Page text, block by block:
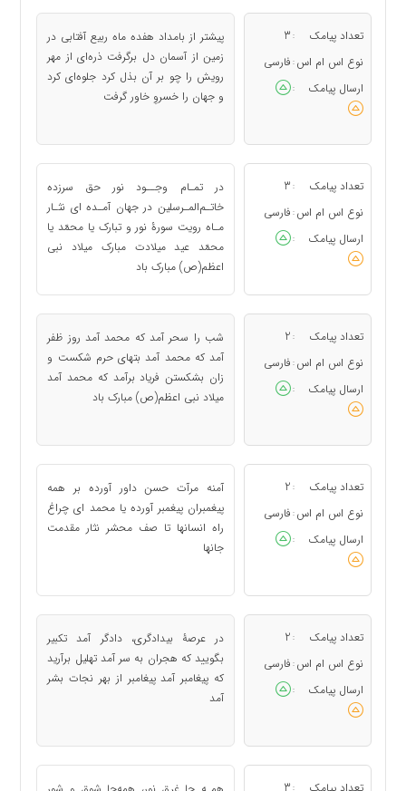
تعداد پیامک :
3
نوع اس ام اس : فارسی
ارسال پیامک
:
پیشتر از بامداد هفده ماه ربیع آفتابی در
زمین از آسمان دل برگرفت ذره‌ای از مهر
رویش را چو بر آن بذل کرد جلوه‌ای کرد
و جهان را خسروِ خاور گرفت
تعداد پیامک :
3
نوع اس ام اس : فارسی
ارسال پیامک
:
در تمـام وجــود نور حق سرزده
خاتـم‌المـرسلین در جهان آمـده ای نثـار
مـاه رویت سورۀ نور و تبارک یا محمّد یا
محمّد عید میلادت مبارک میلاد نبی
اعظم(ص) مبارک باد
تعداد پیامک :
2
نوع اس ام اس : فارسی
ارسال پیامک
:
شب را سحر آمد که محمد آمد روز ظفر
آمد که محمد آمد بتهای حرم شکست و
زان بشکستن فریاد برآمد که محمد آمد
میلاد نبی اعظم(ص) مبارک باد
تعداد پیامک :
2
نوع اس ام اس : فارسی
ارسال پیامک
:
آمنه مرآت حسن داور آورده بر همه
پیغمبران پیغمبر آورده یا محمد ای چراغ
راه انسانها تا صف محشر نثار مقدمت
جانها
تعداد پیامک :
2
نوع اس ام اس : فارسی
ارسال پیامک
:
در عرصۀ بیدادگری، دادگر آمد تکبیر
بگویید که هجران به سر آمد تهلیل برآرید
که پیغامبر آمد پیغامبر از بهر نجات بشر
آمد
: